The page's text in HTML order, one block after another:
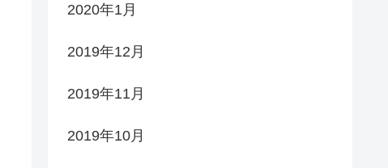
2020年1月
2019年12月
2019年11月
2019年10月